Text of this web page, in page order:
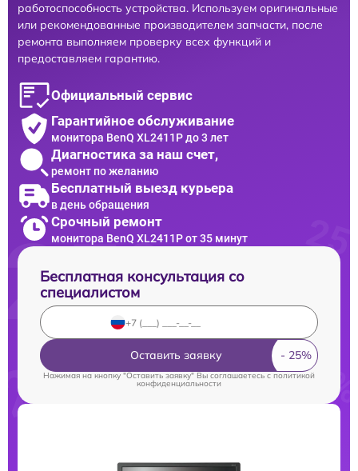
работоспособность устройства. Используем оригинальные
или рекомендованные производителем запчасти, после
ремонта выполняем проверку всех функций и
предоставляем гарантию.
Официальный сервис
Гарантийное обслуживание
монитора BenQ XL2411P до 3 лет
Диагностика за наш счет,
ремонт по желанию
Бесплатный выезд курьера
в день обращения
Срочный ремонт
монитора BenQ XL2411P от 35 минут
Бесплатная консультация со
специалистом
Оставить заявку
Нажимая на кнопку "Оставить заявку" Вы соглашаетесь cполитикой
конфиденциальности